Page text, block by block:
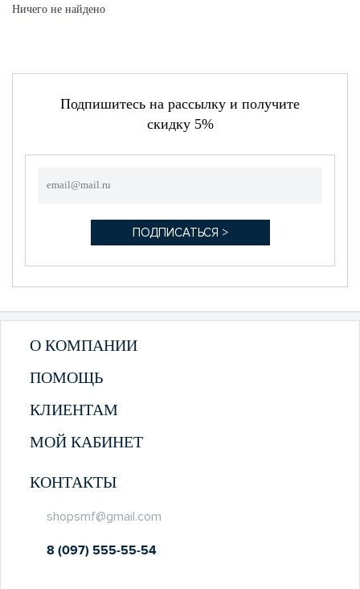
Ничего не найдено
Подпишитесь на рассылку и получите
скидку 5%
О КОМПАНИИ
ПОМОЩЬ
КЛИЕНТАМ
МОЙ КАБИНЕТ
КОНТАКТЫ
shopsmf@gmail.com
8 (097) 555-55-54